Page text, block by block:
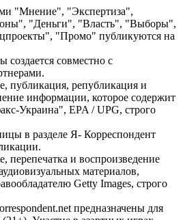
"Мнение", "Экспертиза",
"Деньги", "Власть", "Выборы",
"Промо" публикуются на
создается совместно с
публикация, републикация и
информации, которое содержит
Украина", EPA / UPG, строго
в разделе Я- Корреспондент
перепечатка и воспроизведение
материалов,
Getty Images, строго
предназначены для